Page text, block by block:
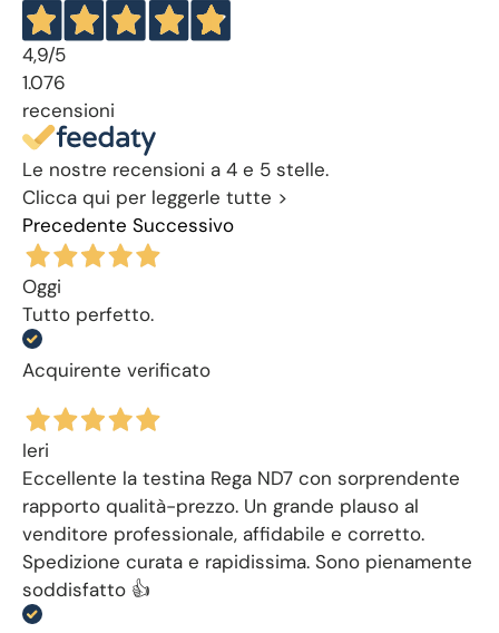
4,9/5
1.076
recensioni
Le nostre recensioni a 4 e 5 stelle.
Clicca qui per leggerle tutte >
Precedente Successivo
Oggi
Tutto perfetto.
Acquirente verificato
Ieri
Eccellente la testina Rega ND7 con sorprendente
rapporto qualità-prezzo. Un grande plauso al
venditore professionale, affidabile e corretto.
Spedizione curata e rapidissima. Sono pienamente
soddisfatto 👍